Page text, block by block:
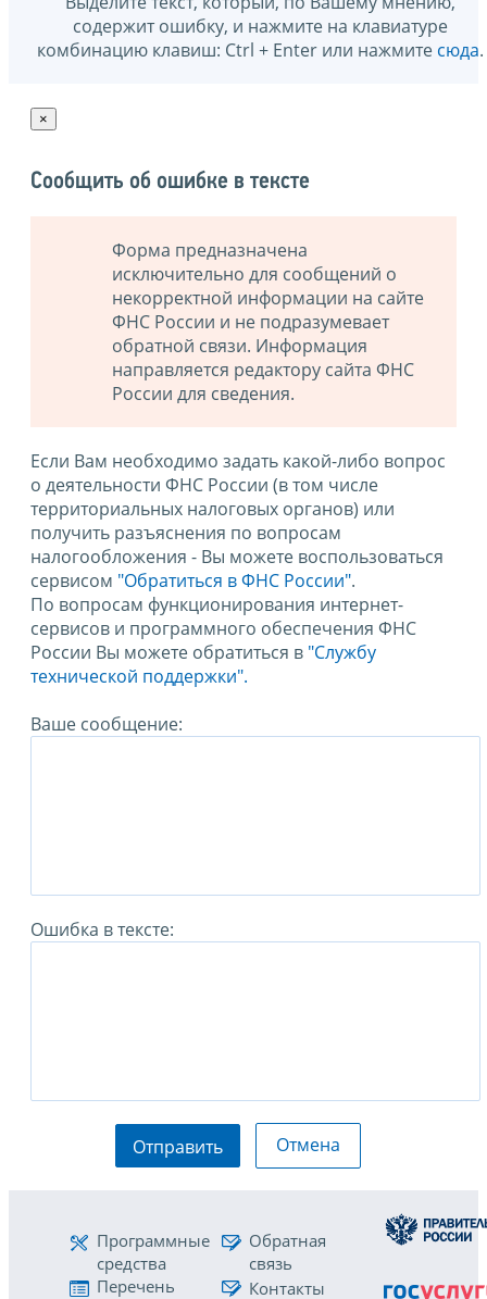
содержит ошибку, и нажмите на клавиатуре
комбинацию клавиш: Ctrl + Enter или нажмите сюда.
×
Сообщить об ошибке в тексте
Форма предназначена
исключительно для сообщений о
некорректной информации на сайте
ФНС России и не подразумевает
обратной связи. Информация
направляется редактору сайта ФНС
России для сведения.
Если Вам необходимо задать какой-либо вопрос
о деятельности ФНС России (в том числе
территориальных налоговых органов) или
получить разъяснения по вопросам
налогообложения - Вы можете воспользоваться
сервисом "Обратиться в ФНС России".
По вопросам функционирования интернет-
сервисов и программного обеспечения ФНС
России Вы можете обратиться в "Службу
технической поддержки".
Ваше сообщение:
Ошибка в тексте:
Отправить Отмена
Программные
средства
Перечень
Обратная
связь
Контакты